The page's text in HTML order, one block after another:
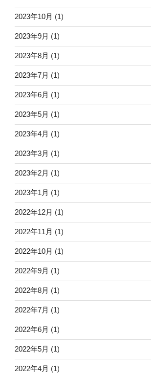
2023年10月 (1)
2023年9月 (1)
2023年8月 (1)
2023年7月 (1)
2023年6月 (1)
2023年5月 (1)
2023年4月 (1)
2023年3月 (1)
2023年2月 (1)
2023年1月 (1)
2022年12月 (1)
2022年11月 (1)
2022年10月 (1)
2022年9月 (1)
2022年8月 (1)
2022年7月 (1)
2022年6月 (1)
2022年5月 (1)
2022年4月 (1)